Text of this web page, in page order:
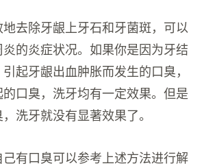
地去除牙龈上牙石和牙菌斑，可以
的炎症状况。如果你是因为牙结
起牙龈出血肿胀而发生的口臭，
口臭，洗牙均有一定效果。但是
洗牙就没有显著效果了。
有口臭可以参考上述方法进行解